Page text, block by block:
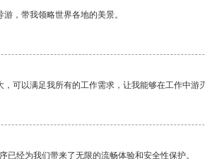
，带我领略世界各地的美景。
可以满足我所有的工作需求，让我能够在工作中游
已经为我们带来了无限的流畅体验和安全性保护。